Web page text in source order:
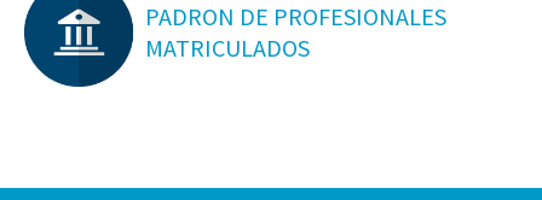
PADRON DE PROFESIONALES
MATRICULADOS